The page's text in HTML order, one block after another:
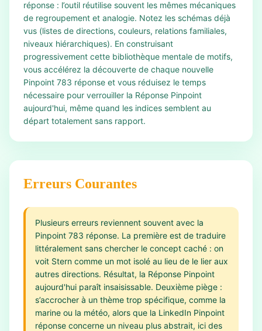
réponse : l’outil réutilise souvent les mêmes mécaniques
de regroupement et analogie. Notez les schémas déjà
vus (listes de directions, couleurs, relations familiales,
niveaux hiérarchiques). En construisant
progressivement cette bibliothèque mentale de motifs,
vous accélérez la découverte de chaque nouvelle
Pinpoint 783 réponse et vous réduisez le temps
nécessaire pour verrouiller la Réponse Pinpoint
aujourd'hui, même quand les indices semblent au
départ totalement sans rapport.
Erreurs Courantes
Plusieurs erreurs reviennent souvent avec la
Pinpoint 783 réponse. La première est de traduire
littéralement sans chercher le concept caché : on
voit Stern comme un mot isolé au lieu de le lier aux
autres directions. Résultat, la Réponse Pinpoint
aujourd'hui paraît insaisissable. Deuxième piège :
s’accrocher à un thème trop spécifique, comme la
marine ou la météo, alors que la LinkedIn Pinpoint
réponse concerne un niveau plus abstrait, ici des